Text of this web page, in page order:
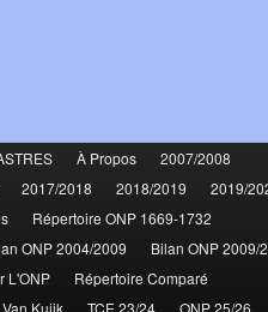
À Propos
2007/2008
2017/2018 2018/2019
2019/
Répertoire ONP 1669-1732
ONP 2004/2009
Bilan ONP 2009/
L'ONP
Répertoire Comparé
Kuijk TCE 23/24
ONP 25/26